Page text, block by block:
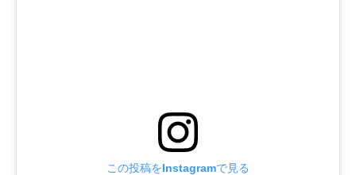
この投稿をInstagramで見る